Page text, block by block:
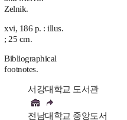
Zelnik.
xvi, 186 p. : illus.
; 25 cm.
Bibliographical
footnotes.
서강대학교 도서관
전남대학교 중앙도서